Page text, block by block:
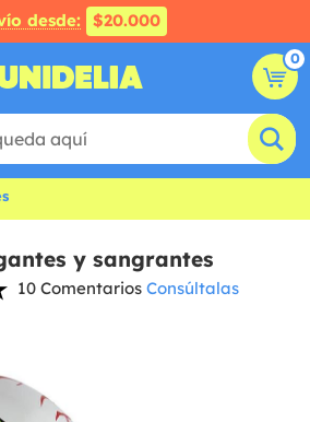
desde: $20.000
0
y sangrantes
10 Comentarios Consúltalas